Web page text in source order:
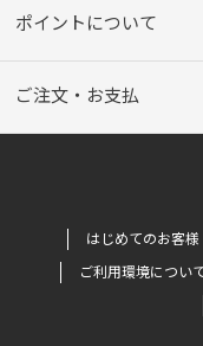
ポイントについて
ご注文・お支払
はじめてのお客様
ご利用環境につい